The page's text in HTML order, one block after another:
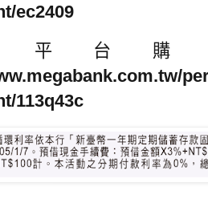
ec2409
平台購
113q43c